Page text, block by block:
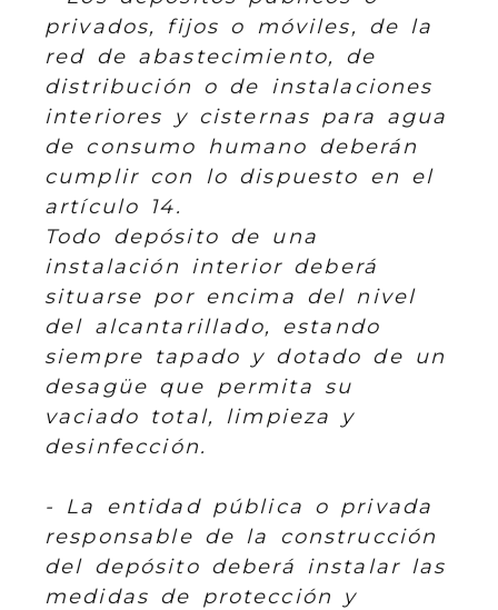
privados, fijos o móviles, de la
red de abastecimiento, de
distribución o de instalaciones
interiores y cisternas para agua
de consumo humano deberán
cumplir con lo dispuesto en el
artículo 14.
Todo depósito de una
instalación interior deberá
situarse por encima del nivel
del alcantarillado, estando
siempre tapado y dotado de un
desagüe que permita su
vaciado total, limpieza y
desinfección.
- La entidad pública o privada
responsable de la construcción
del depósito deberá instalar las
medidas de protección y